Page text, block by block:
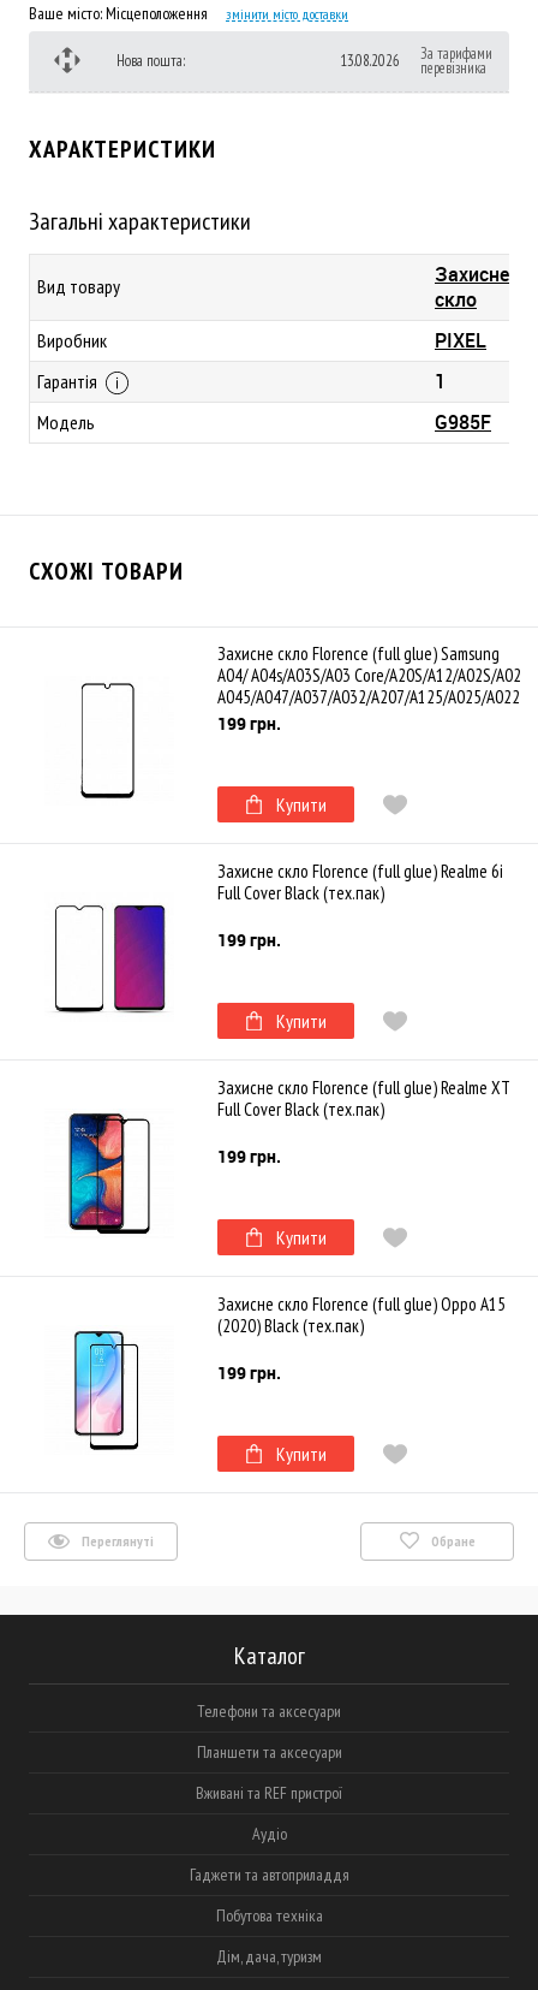
Ваше місто:Місцеположення змінити місто доставки
Нова пошта: 13.08.2026 За тарифами
перевізника
ХАРАКТЕРИСТИКИ
Загальні характеристики
Вид товару
Захисне
скло
Виробник PIXEL
Гарантія 1
Модель G985F
СХОЖІ ТОВАРИ
Захисне скло Florence (full glue) Samsung
A04/ A04s/A03S/A03 Core/A20S/A12/A02S/A02
A045/A047/A037/A032/A207/A125/A025/A022
Full Cover Black (тех.пак)
199 грн.
Купити
Захисне скло Florence (full glue) Realme 6i
Full Cover Black (тех.пак)
199 грн.
Купити
Захисне скло Florence (full glue) Realme XT
Full Cover Black (тех.пак)
199 грн.
Купити
Захисне скло Florence (full glue) Oppo A15
(2020) Black (тех.пак)
199 грн.
Купити
Переглянуті Обране
Каталог
Телефони та аксесуари
Планшети та аксесуари
Вживані та REF пристрої
Аудіо
Гаджети та автоприладдя
Побутова техніка
Дім, дача, туризм